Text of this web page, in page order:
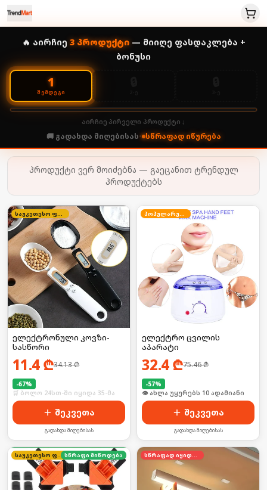
🔥 აირჩიე 3პროდუქტი— მიიღე ფასდაკლება +
ბონუსი
1
ᲨᲔᲛᲓᲔᲒᲘ
აირჩიე პირველი პროდუქტი ↓
🚚 გადახდა მიღებისას• სწრაფად იწურება
პროდუქტი ვერ მოიძებნა — გაეცანით ტრენდულ
პროდუქტებს
საუკეთესო ფასი
ელექტრონული კოვზი-
სასწორი
11.4₾34.13₾
-67%
🛒 ბოლო 24სთ-ში იყიდა 35-მა
შეკვეთა
გადახდა მიღებისას
პოპულარული
ელექტრო ცვილის
აპარატი
32.4₾75.46₾
-57%
🛒 ბოლო 24სთ-ში იყიდა 15-მა
შეკვეთა
გადახდა მიღებისას
საუკეთესო ფასი სწრაფი მიწოდება სწრაფად იყიდება